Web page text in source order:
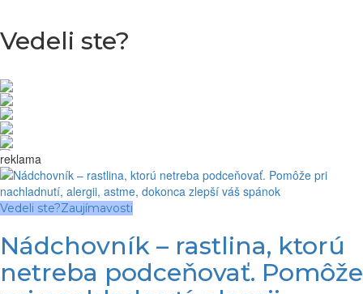
Vedeli ste?
reklama
Vedeli ste?Zaujímavosti
Nádchovník – rastlina, ktorú
netreba podceňovať. Pomôže